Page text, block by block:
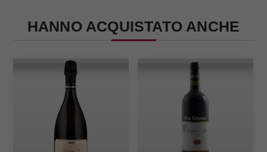
HANNO ACQUISTATO ANCHE